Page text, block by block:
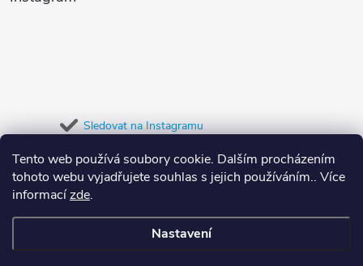
Tento web používá soubory cookie. Dalším procházením
tohoto webu vyjadřujete souhlas s jejich používáním.. Více
informacízde.
Nastavení
Sledovat na Instagramu
Přijímáme online platby